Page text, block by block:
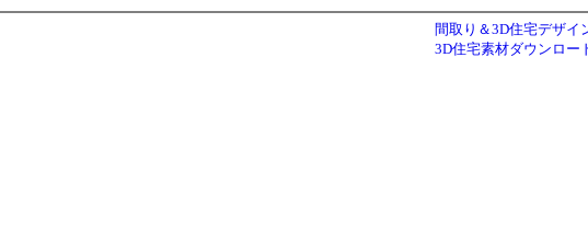
間取り＆3D住宅デザイ
3D住宅素材ダウンロー